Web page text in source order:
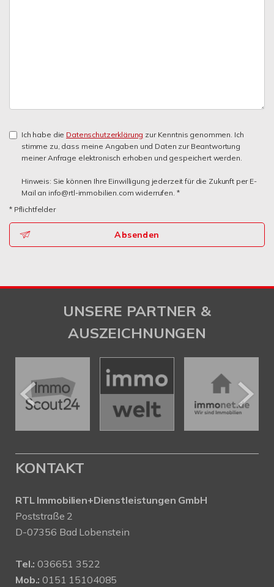
Ich habe die Datenschutzerklärung zur Kenntnis genommen. Ich
stimme zu, dass meine Angaben und Daten zur Beantwortung
meiner Anfrage elektronisch erhoben und gespeichert werden.
Hinweis: Sie können Ihre Einwilligung jederzeit für die Zukunft per E-
Mail an info@rtl-immobilien.com widerrufen. *
* Pflichtfelder
Absenden
UNSERE PARTNER &
AUSZEICHNUNGEN
KONTAKT
RTL Immobilien+Dienstleistungen GmbH
Poststraße 2
D-07356 Bad Lobenstein
Tel.: 036651 3522
Mob.:0151 15104085